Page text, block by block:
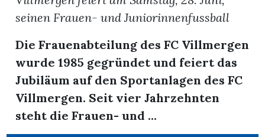
seinen Frauen- und Juniorinnenfussball
Die Frauenabteilung des FC Villmergen
wurde 1985 gegründet und feiert das
Jubiläum auf den Sportanlagen des FC
Villmergen. Seit vier Jahrzehnten
steht die Frauen- und ...